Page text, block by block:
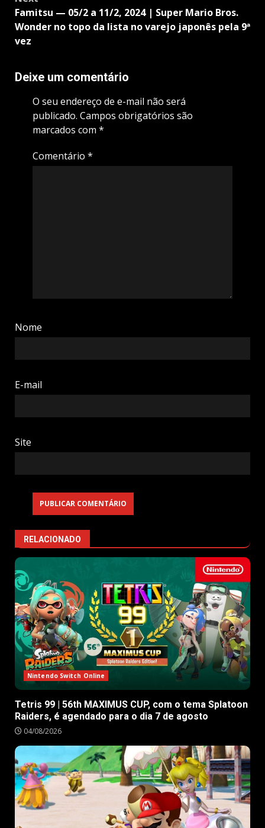
Famitsu — 05/2 a 11/2, 2024 | Super Mario Bros.
Wonder no topo da lista no varejo japonês pela 9ª
vez
Deixe um comentário
O seu endereço de e-mail não será
publicado. Campos obrigatórios são
marcados com *
Comentário *
Nome
E-mail
Site
RELACIONADO
Nintendo Switch Online
Tetris 99 | 56th MAXIMUS CUP, com o tema Splatoon
Raiders, é agendado para o dia 7 de agosto
04/08/2026